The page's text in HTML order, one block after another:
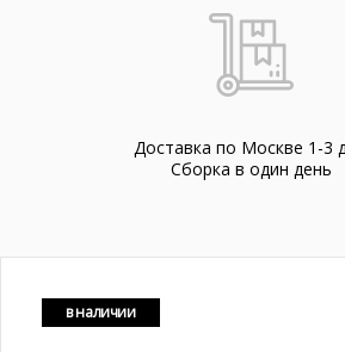
Доставка по Москве 1-3
Cборка в один день
в наличии